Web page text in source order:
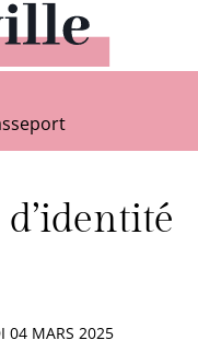
04 MARS 2025